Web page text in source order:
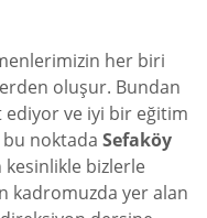
her biri
oluşur. Bundan
ve iyi bir eğitim
bu noktada Sefaköy
kesinlikle bizlerle
kadromuzda yer alan